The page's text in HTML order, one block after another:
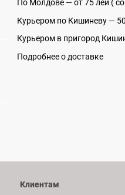
По Молдове — от 75 лей (
Курьером по Кишиневу —
Курьером в пригород
Подробнее о доставке
Клиентам